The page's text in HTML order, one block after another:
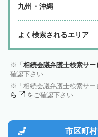
九州・沖縄
よく検索されるエリア
「相続会議弁護士検索サ
確認下さい
「相続会議弁護士検索サ
ら
をご確認下さい
市区町